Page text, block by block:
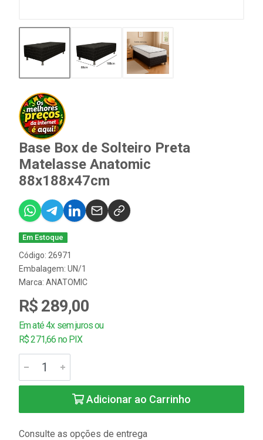
Base Box de Solteiro Preta
Matelasse Anatomic
88x188x47cm
Em Estoque
Código: 26971
Embalagem: UN/1
Marca: ANATOMIC
R$ 289,00
Em até 4x sem juros ou
R$ 271,66 no PIX
Adicionar ao Carrinho
Consulte as opções de entrega